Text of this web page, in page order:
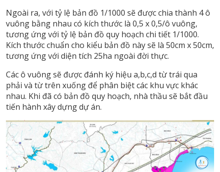
Ngoài ra, với tỷ lệ bản đồ 1/1000 sẽ được chia thành 4 ô
vuông bằng nhau có kích thước là 0,5 x 0,5/ô vuông,
tương ứng với tỷ lệ bản đồ quy hoạch chi tiết 1/1000.
Kích thước chuẩn cho kiểu bản đồ này sẽ là 50cm x 50cm,
tương ứng với diện tích 25ha ngoài đời thực.
Các ô vuông sẽ được đánh ký hiệu a,b,c,d từ trái qua
phải và từ trên xuống để phân biệt các khu vực khác
nhau. Khi đã có bản đồ quy hoạch, nhà thầu sẽ bắt đầu
tiến hành xây dựng dự án.